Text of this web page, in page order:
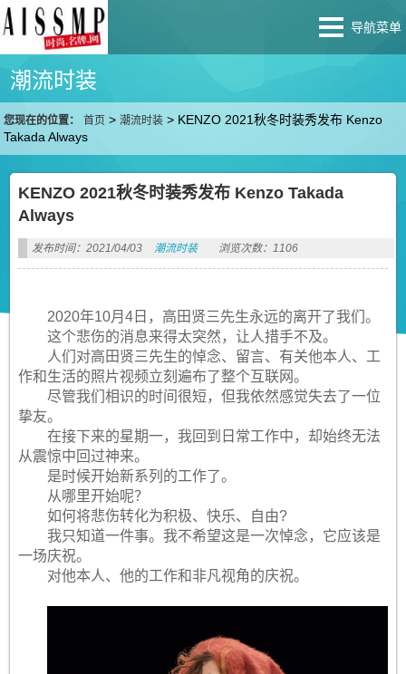
导航菜单
潮流时装
您现在的位置： 首页 >潮流时装 > KENZO 2021秋冬时装秀发布 Kenzo
Takada Always
KENZO 2021秋冬时装秀发布 Kenzo Takada
Always
发布时间：2021/04/03 潮流时装 浏览次数：1106
2020年10月4日，高田贤三先生永远的离开了我们。
这个悲伤的消息来得太突然，让人措手不及。
人们对高田贤三先生的悼念、留言、有关他本人、工
作和生活的照片视频立刻遍布了整个互联网。
尽管我们相识的时间很短，但我依然感觉失去了一位
挚友。
在接下来的星期一，我回到日常工作中，却始终无法
从震惊中回过神来。
是时候开始新系列的工作了。
从哪里开始呢？
如何将悲伤转化为积极、快乐、自由?
我只知道一件事。我不希望这是一次悼念，它应该是
一场庆祝。
对他本人、他的工作和非凡视角的庆祝。